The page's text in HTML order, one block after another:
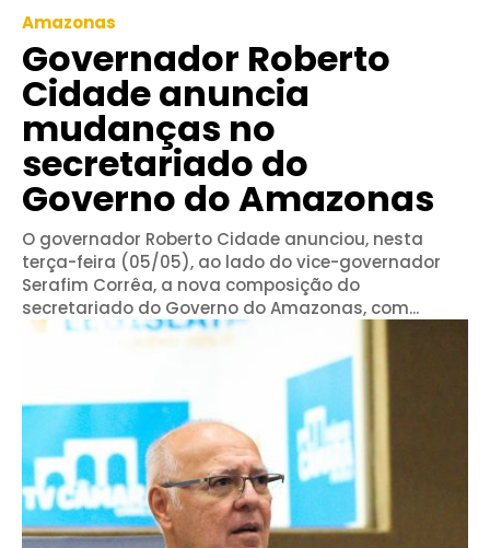
Amazonas
Governador Roberto
Cidade anuncia
mudanças no
secretariado do
Governo do Amazonas
O governador Roberto Cidade anunciou, nesta
terça-feira (05/05), ao lado do vice-governador
Serafim Corrêa, a nova composição do
secretariado do Governo do Amazonas, com...